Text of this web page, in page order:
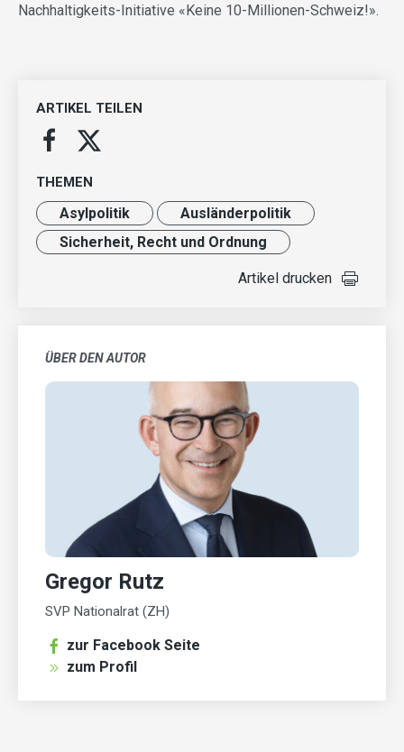
Nachhaltigkeits-Initiative «Keine 10-Millionen-Schweiz!».
ARTIKEL TEILEN
THEMEN
Asylpolitik
Ausländer­politik
Sicherheit, Recht und Ordnung
Artikel drucken
ÜBER DEN AUTOR
Gregor Rutz
SVP Nationalrat (ZH)
zur Facebook Seite
zum Profil